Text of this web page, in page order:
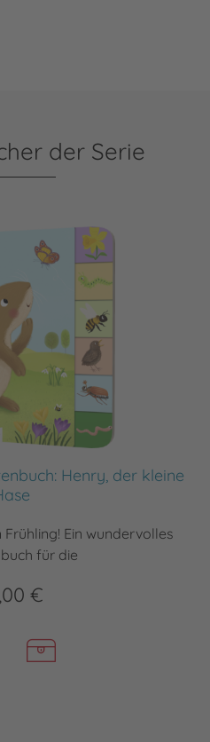
der Serie
Henry, der kleine
Ein wundervolles
für die
€